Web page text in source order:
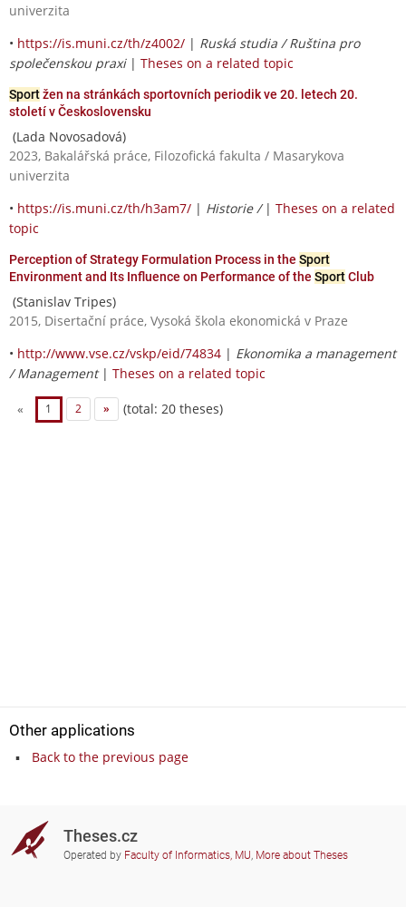
univerzita
• https://is.muni.cz/th/z4002/ | Ruská studia / Ruština pro
společenskou praxi| Theses on a related topic
Sportžen na stránkách sportovních periodik ve 20. letech 20.
století v Československu
(Lada Novosadová)
2023, Bakalářská práce, Filozofická fakulta / Masarykova
univerzita
• https://is.muni.cz/th/h3am7/ | Historie / | Theses on a related
topic
Perception of Strategy Formulation Process in the Sport
Environment and Its Influence on Performance of the SportClub
(Stanislav Tripes)
2015, Disertační práce, Vysoká škola ekonomická v Praze
• http://www.vse.cz/vskp/eid/74834 | Ekonomika a management
/ Management| Theses on a related topic
« 1 2 » (total: 20 theses)
Other applications
Back to the previous page
Theses.cz
Operated by Faculty of Informatics, MU, More about Theses